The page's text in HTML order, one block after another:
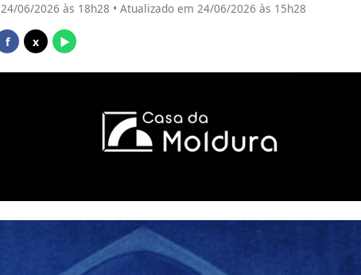
24/06/2026 às 18h28 • Atualizado em 24/06/2026 às 15h28
f x ▶